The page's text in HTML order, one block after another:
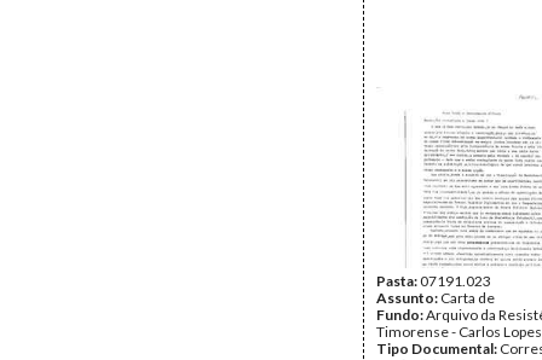
Pasta:07191.023
Assunto: Carta de
Fundo:Arquivo da
Timorense - Carlos Lopes
Tipo Documental: